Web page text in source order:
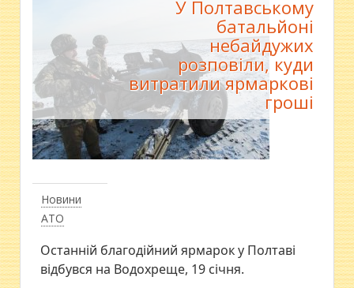
Новини
АТО
У Полтавському
батальйоні
небайдужих
розповіли, куди
витратили ярмаркові
гроші
Останній благодійний ярмарок у Полтаві
відбувся на Водохреще, 19 січня.